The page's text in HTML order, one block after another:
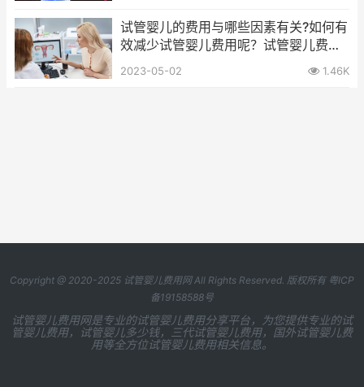
试管婴儿的费用与哪些因素有关?如何有
效减少试管婴儿费用呢？试管婴儿费用
可报销医保嘛？
2023-05-02 1.46K
Copyright @ 2020-2025 试管婴儿费用网All Rights Reserved. 版权所有 粤ICP
备19158588号
试管婴儿费用网是专业的试管婴儿费用分享平台，为您提供专业的试
管婴儿费用，试管婴儿多少钱，三代试管婴儿费用，国外试管婴儿费
用等全方位试管婴儿费用相关信息。